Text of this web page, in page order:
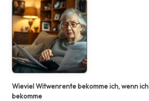
Wieviel Witwenrente bekomme ich, wenn
bekomme